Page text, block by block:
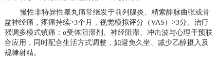
慢性非特异性睾丸痛常继发于前列腺炎、精索静脉曲张或骨
盆神经痛，疼痛持续>3个月，视觉模拟评分（VAS）>3分。治疗
强调多模式镇痛：α受体阻滞剂、神经阻滞、冲击波与心理干预联
合应用，同时配合生活方式调整，如避免久坐、减少乙醇摄入及
规律射精。